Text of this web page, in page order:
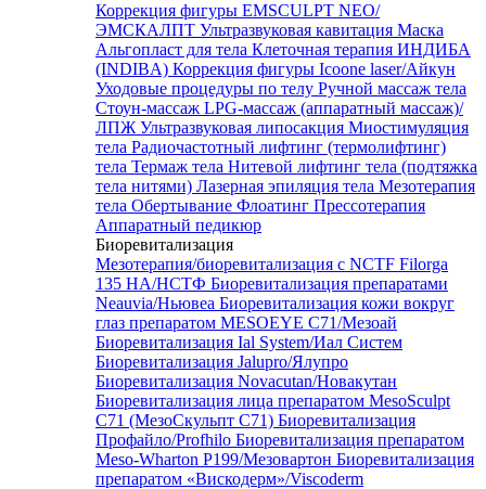
Коррекция фигуры EMSCULPT NEO/
ЭМСКАЛПТ Ультразвуковая кавитация Маска
Альгопласт для тела Клеточная терапия ИНДИБА
(INDIBA) Коррекция фигуры Icoone laser/Айкун
Уходовые процедуры по телу Ручной массаж тела
Стоун-массаж LPG-массаж (аппаратный массаж)/
ЛПЖ Ультразвуковая липосакция Миостимуляция
тела Радиочастотный лифтинг (термолифтинг)
тела Термаж тела Нитевой лифтинг тела (подтяжка
тела нитями) Лазерная эпиляция тела Мезотерапия
тела Обертывание Флоатинг Прессотерапия
Аппаратный педикюр
Биоревитализация
Мезотерапия/биоревитализация с NCTF Filorga
135 HA/НСТФ Биоревитализация препаратами
Neauvia/Ньювеа Биоревитализация кожи вокруг
глаз препаратом MESOEYE C71/Мезоай
Биоревитализация Ial System/Иал Систем
Биоревитализация Jalupro/Ялупро
Биоревитализация Novacutan/Новакутан
Биоревитализация лица препаратом MesoSculpt
C71 (МезоСкульпт С71) Биоревитализация
Профайло/Profhilo Биоревитализация препаратом
Meso-Wharton P199/Мезовартон Биоревитализация
препаратом «Вискодерм»/Viscoderm